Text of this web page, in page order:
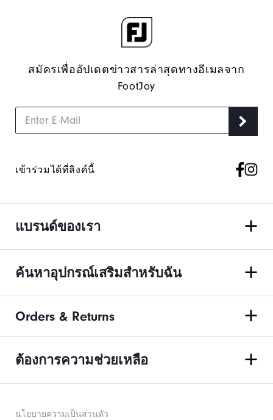
สมัครเพื่ออัปเดตข่าวสารล่าสุดทางอีเมลจาก
FootJoy
เข้าร่วมได้ที่ลิงค์นี้
แบรนด์ของเรา
ค้นหาอุปกรณ์เสริมสำหรับฉัน
Orders & Returns
ต้องการความช่วยเหลือ
นโยบายความเป็นส่วนตัว